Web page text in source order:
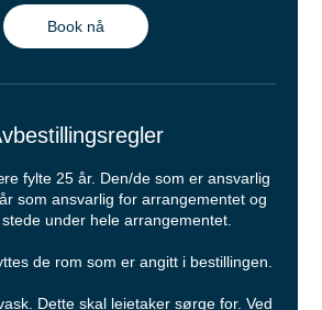
Book nå
fylte 25 år. Den/de som er ansvarlig
som ansvarlig for arrangementet og
under hele arrangementet.
de rom som er angitt i bestillingen.
Dette skal leietaker sørge for. Ved